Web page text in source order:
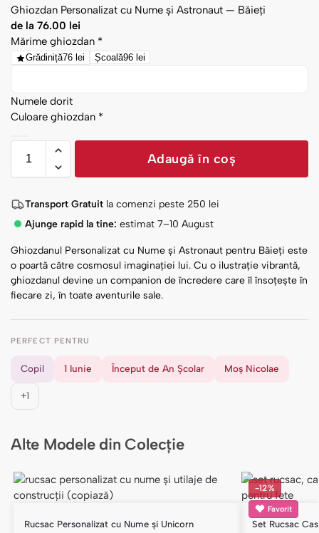
Ghiozdan Personalizat cu Nume și Astronaut — Băieți
de la 76.00 lei
Mărime ghiozdan *
Grădiniță76 lei Școală96 lei
Numele dorit
Culoare ghiozdan *
Adaugă în coș
Transport Gratuit la comenzi peste 250 lei
Ajunge rapid la tine: estimat 7–10 August
Ghiozdanul Personalizat cu Nume și Astronaut pentru Băieți este
o poartă către cosmosul imaginației lui. Cu o ilustrație vibrantă,
ghiozdanul devine un companion de încredere care îl însoțește în
fiecare zi, în toate aventurile sale.
PERFECT PENTRU
Copil 1 Iunie Început de An Școlar Moș Nicolae
+1
Alte Modele din Colecție
Rucsac Personalizat cu Nume și Unicorn
-12%
Favorit
Set Rucsac